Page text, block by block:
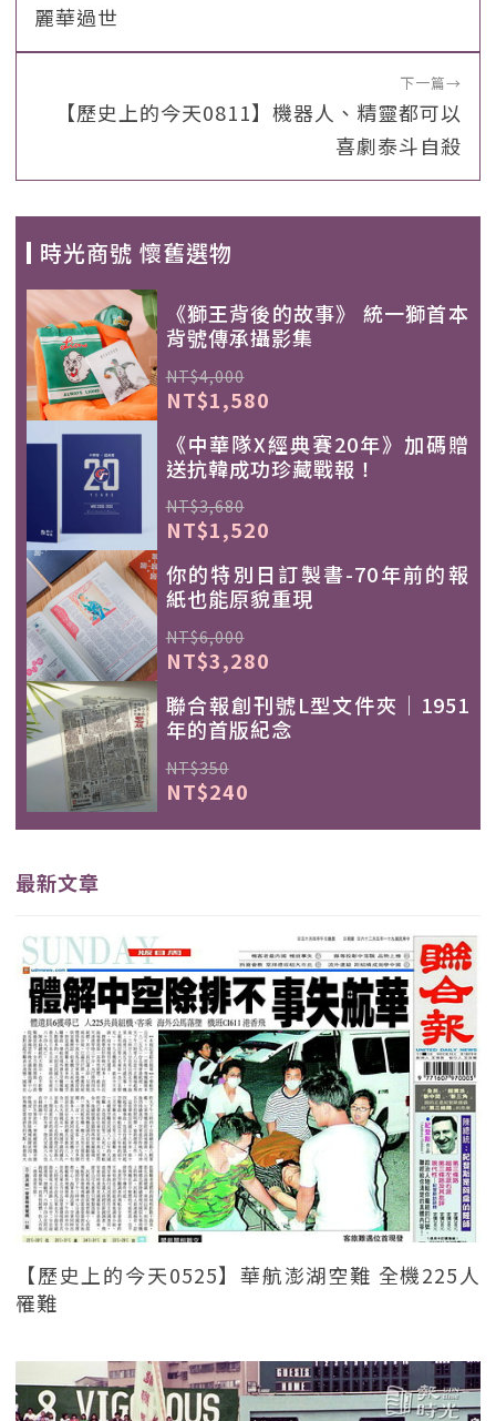
麗華過世
下一篇→
【歷史上的今天0811】機器人、精靈都可以
喜劇泰斗自殺
時光商號 懷舊選物
《獅王背後的故事》 統一獅首本
背號傳承攝影集
NT$4,000
NT$1,580
《中華隊X經典賽20年》加碼贈
送抗韓成功珍藏戰報！
NT$3,680
NT$1,520
你的特別日訂製書-70年前的報
紙也能原貌重現
NT$6,000
NT$3,280
聯合報創刊號L型文件夾｜1951
年的首版紀念
NT$350
NT$240
最新文章
【歷史上的今天0525】華航澎湖空難 全機225人
罹難